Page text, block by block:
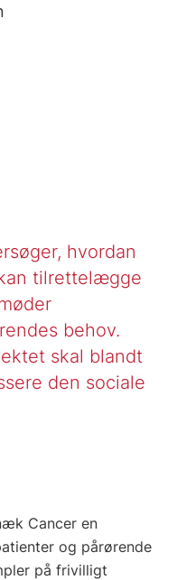
hvordan
tilrettelægge
behov.
skal blandt
den sociale
Cancer en
og pårørende
på frivilligt